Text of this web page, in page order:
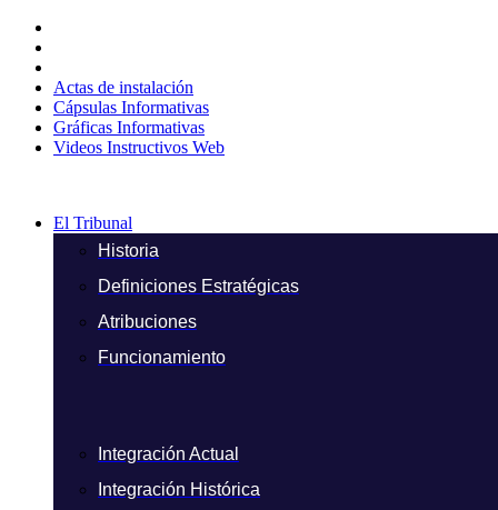
contenido
Actas de instalación
Cápsulas Informativas
Gráficas Informativas
Videos Instructivos Web
El Tribunal
Historia
Definiciones Estratégicas
Atribuciones
Funcionamiento
Integración Actual
Integración Histórica